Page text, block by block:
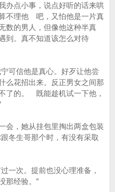
点小事，说点好听的话来哄
不理他 吧，又怕他是一片真
数的男人，但像他这种半真
到。真不知道该怎么对待
可信他是真心。好歹让他尝
花招出来。反正男女之间那
了的。 既能趁机试一下他，
，她从挂包里掏出两盒包装
冬生哥那个时，有没有采取
次。提前也没心理准备，
那经验。”